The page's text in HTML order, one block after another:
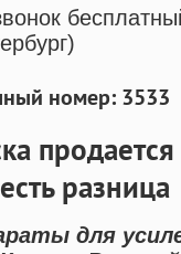
номер: 3533
разница
для